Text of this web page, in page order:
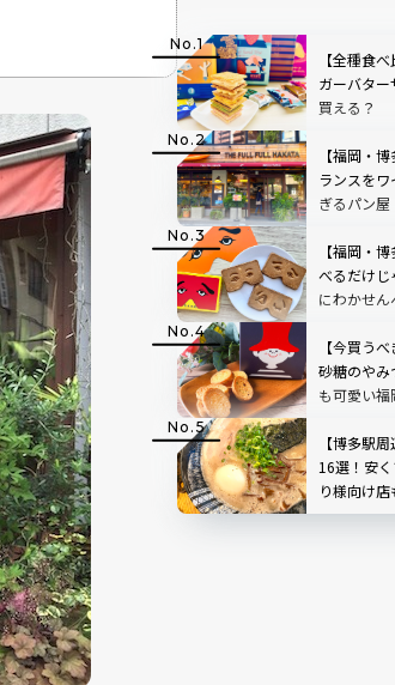
【全種食
ガーバタ
買える？
【福岡・
ランスを
ぎるパン屋
【福岡・
べるだけじ
にわかせん
【今買う
砂糖のやみ
も可愛い福
【博多駅
16選！安
り様向け店